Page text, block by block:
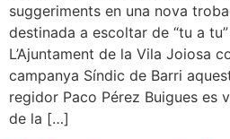
suggeriments en una nova
destinada a escoltar de “tu a
L’Ajuntament de la Vila Joiosa
campanya Síndic de Barri
regidor Paco Pérez Buigues es
de la […]